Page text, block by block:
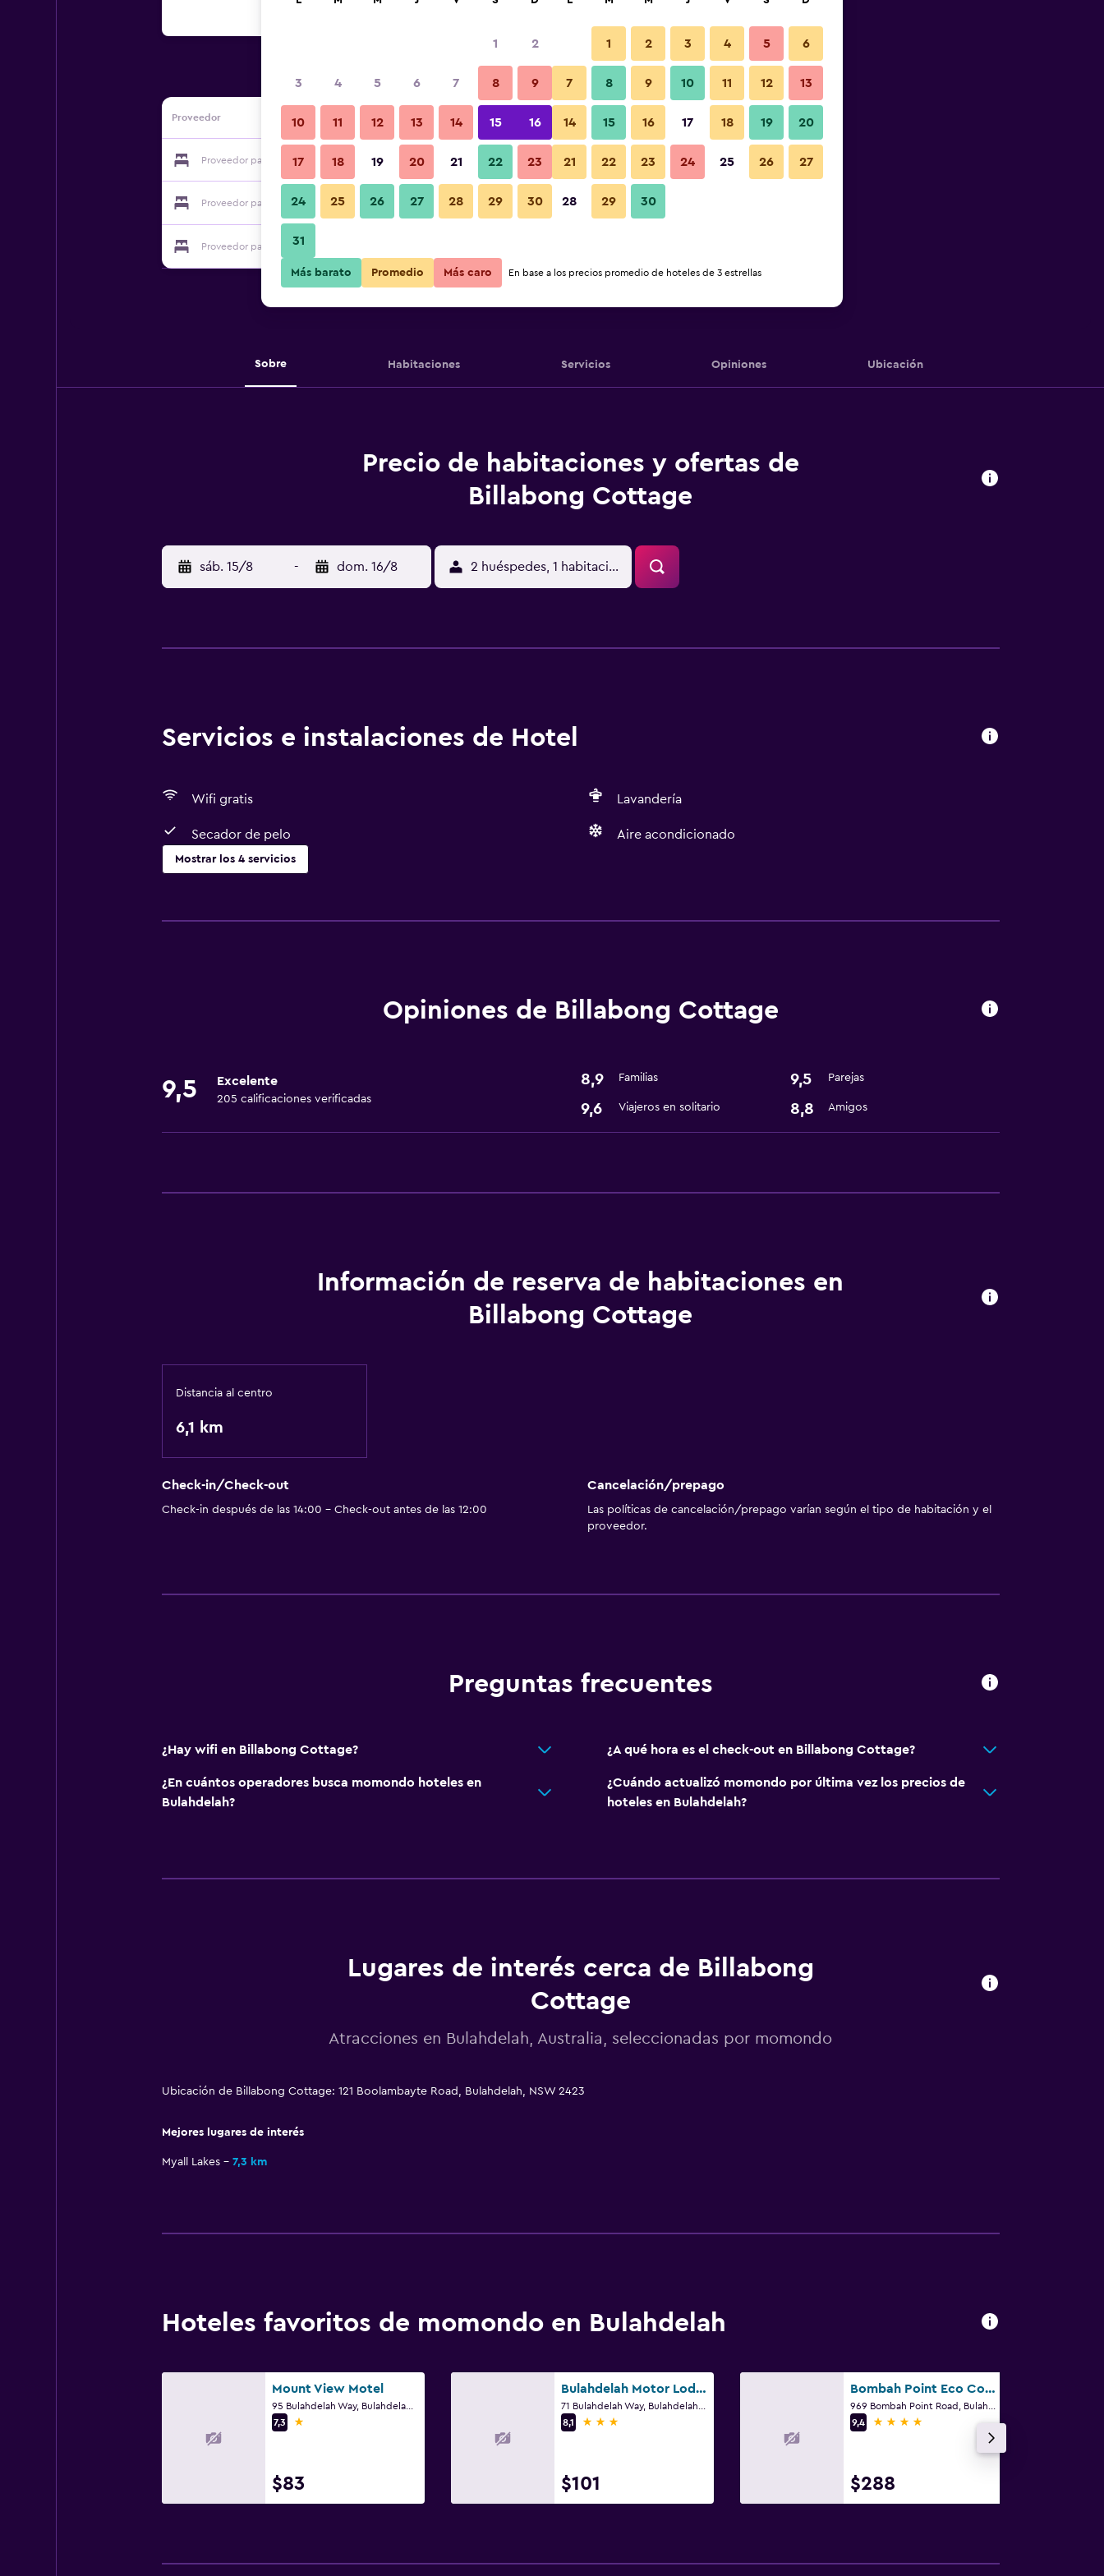
Proveedor
Proveedor para Billabong Cottage Ver precios
Proveedor para Billabong Cottage Ver precios
Proveedor para Billabong Cottage
Sobre Habitaciones Servicios Opiniones Ubicación
Precio de habitaciones y ofertas de
Billabong Cottage
sáb. 15/8 - dom. 16/8 2 huéspedes, 1 habitación
Servicios e instalaciones de Hotel
Wifi gratis Lavandería
Secador de pelo Aire acondicionado
Mostrar los 4 servicios
Wifi gratis
Secador de pelo
Opiniones de Billabong Cottage
9,5 Excelente
205 calificaciones verificadas
8,9 Familias 9,5 Parejas
9,6 Viajeros en solitario 8,8 Amigos
Información de reserva de habitaciones en
Billabong Cottage
Distancia al centro
6,1 km
Check-in/Check-out
Check-in después de las 14:00 - Check-out antes de las 12:00
Cancelación/prepago
Las políticas de cancelación/prepago varían según el tipo de habitación y el
proveedor.
Preguntas frecuentes
¿Hay wifi en Billabong Cottage? ¿A qué hora es el check-out en Billabong Cottage?
¿En cuántos operadores busca momondo hoteles en
Bulahdelah?
¿Cuándo actualizó momondo por última vez los precios de
hoteles en Bulahdelah?
Lugares de interés cerca de Billabong
Cottage
Atracciones en Bulahdelah, Australia, seleccionadas por momondo
Ubicación de Billabong Cottage: 121 Boolambayte Road, Bulahdelah, NSW 2423
Mejores lugares de interés
Myall Lakes 7,3 km
Hoteles favoritos de momondo en Bulahdelah
Mount View Motel
95 Bulahdelah Way, Bulahdelah, NSW
7,3
1 estrella
$83
Bulahdelah Motor Lodge
8,1
3 estrellas
$101
Bombah Point Eco Cottages
9,4
4 estrellas
$288
1 2
3 4 5 6 7 8 9
10 11 12 13 14 15 16
17 18 19 20 21 22 23
24 25 26 27 28 29 30
31
1 2 3 4 5 6
7 8 9 10 11 12 13
14 15 16 17 18 19 20
21 22 23 24 25 26 27
28 29 30
Más barato Promedio Más caro En base a los precios promedio de hoteles de 3 estrellas